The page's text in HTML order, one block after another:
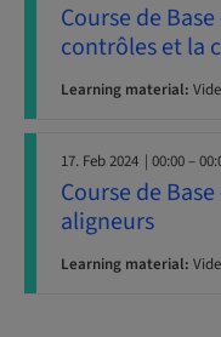
Course de
contrôles et la
Learning material:
17. Feb 2024 | 00:00 –
Course de
aligneurs
Learning material: